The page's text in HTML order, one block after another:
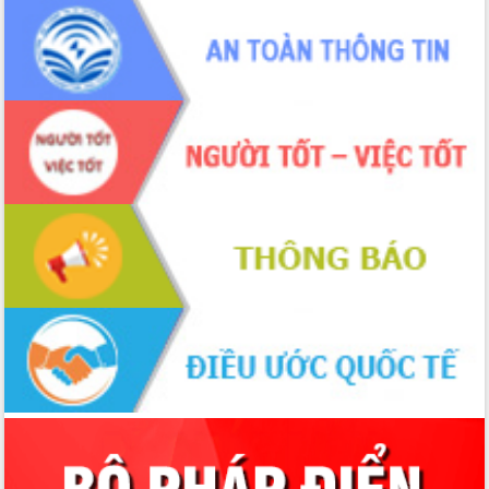
tiến đầu tư tỉnh
Ngành cá ngừ Đắk Lắk chủ động thích
ứng để giữ vững thị trường xuất khẩu
Diễn đàn Kinh tế tư nhân Việt Nam đột
phá cơ chế - Hợp tác công tư
Đề án 06 tạo bước ngoặt đột phá trong
cải cách hành chính tỉnh Đắk Lắk
Kết nối tour, đẩy mạnh chuyển đổi số
để phát triển du lịch Đắk Lắk
Khởi động Dự án Đầu tư xây dựng hạ
tầng kỹ thuật Cụm công nghiệp Tân
Tiến
Gặp mặt các cơ quan báo chí nhân Kỷ
niệm 101 năm Ngày Báo chí Cách
mạng Việt Nam
Đắk Lắk sơ kết 4 năm triển khai thực
hiện Đề án 06 của Chính phủ
Họp báo thông tin về Hội nghị Công bố
Quy hoạch và Xúc tiến đầu tư tỉnh Đắk